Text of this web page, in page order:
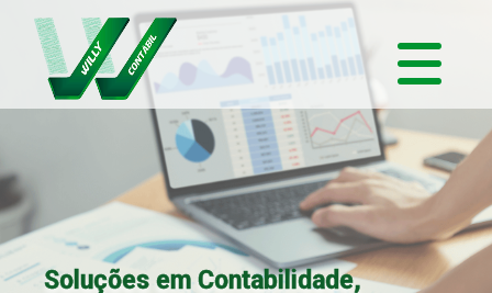
Soluções em Contabilidade,